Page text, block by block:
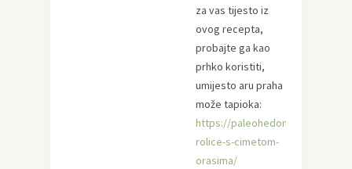
za vas tijesto iz
ovog recepta,
probajte ga kao
prhko koristiti,
umijesto aru praha
može tapioka:
https://paleohedonizam.net/
rolice-s-cimetom-
orasima/